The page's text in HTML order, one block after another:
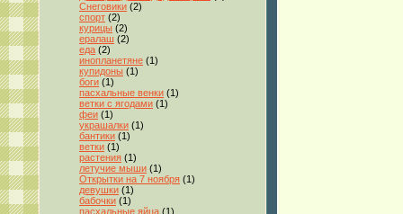
Снеговики (2)
спорт (2)
курицы (2)
ералаш (2)
еда (2)
инопланетяне (1)
купидоны (1)
боги (1)
пасхальные венки (1)
ветки с ягодами (1)
феи (1)
украшалки (1)
бантики (1)
ветки (1)
растения (1)
летучие мыши (1)
Открытки на 7 ноября (1)
девушки (1)
бабочки (1)
пасхальные яйца (1)